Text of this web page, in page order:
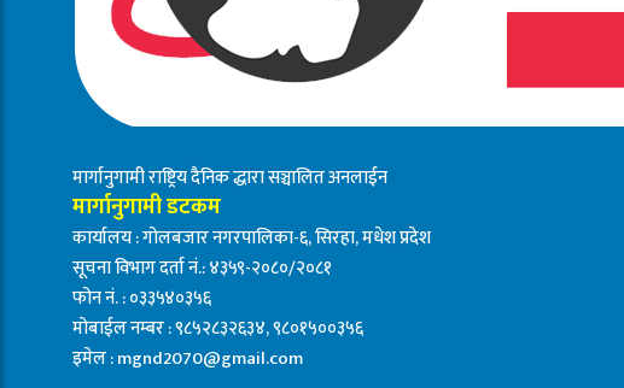
मार्गानुगामी राष्ट्रिय दैनिक द्धारा सञ्चालित अनलाईन
मार्गानुगामी डटकम
कार्यालय : गोलबजार नगरपालिका-६, सिरहा, मधेश प्रदेश
सूचना विभाग दर्ता नं.: ४३५९-२०८०/२०८१
फोन नं. : ०३३५४०३५६
मोबाईल नम्बर : ९८५२८३२६३४, ९८०१५००३५६
इमेल :mgnd2070@gmail.com